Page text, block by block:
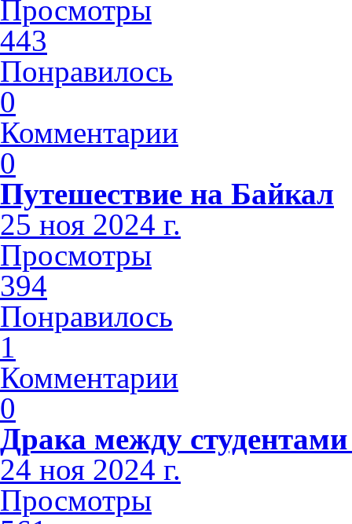
Просмотры
443
Понравилось
0
Комментарии
0
Путешествие на Байкал
25 ноя 2024 г.
Просмотры
394
Понравилось
1
Комментарии
0
Драка между
24 ноя 2024 г.
Просмотры